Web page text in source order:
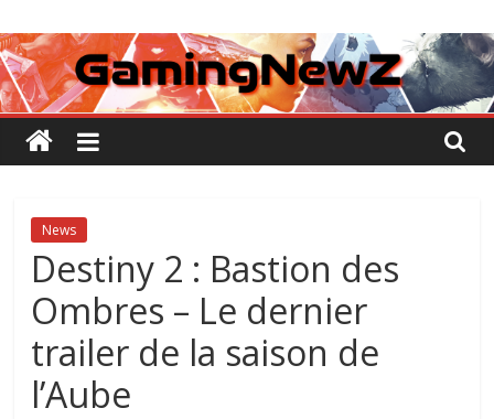
au
contenu
GamingNewZ
Tests
et
Actu
des
vidéo
News
Destiny 2 : Bastion des
Ombres – Le dernier
trailer de la saison de
l’Aube